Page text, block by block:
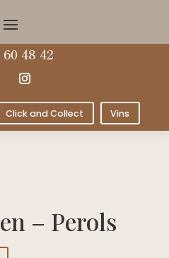
60 48 42
Click and Collect Vins
– Perols